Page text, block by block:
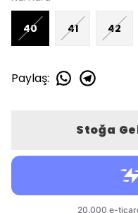
40 41 42
Paylaş:
Stoğa